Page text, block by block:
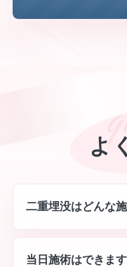
よ
二重埋没はどんな
当日施術はできま